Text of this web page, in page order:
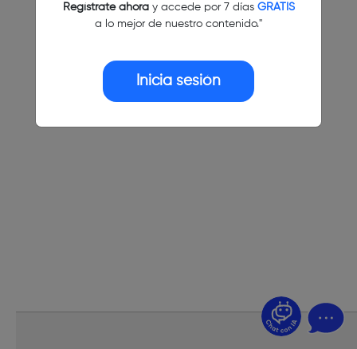
Regístrate ahoray accede por 7 días GRATIS
a lo mejor de nuestro contenido."
Inicia sesión